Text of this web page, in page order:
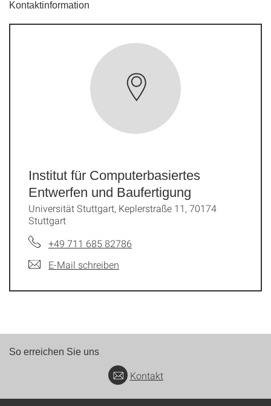
Kontaktinformation
Institut für Computerbasiertes
Entwerfen und Baufertigung
Universität Stuttgart, Keplerstraße 11, 70174
Stuttgart
+49 711 685 82786
E-Mail schreiben
So erreichen Sie uns
Kontakt